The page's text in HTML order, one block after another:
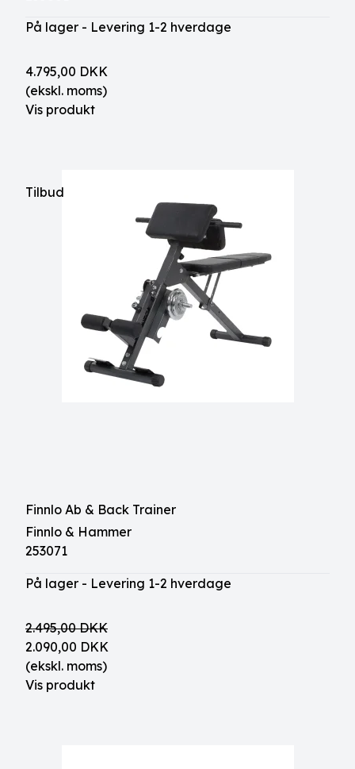
På lager - Levering 1-2 hverdage
4.795,00 DKK
(ekskl. moms)
Vis produkt
Tilbud
Finnlo Ab & Back Trainer
Finnlo & Hammer
253071
På lager - Levering 1-2 hverdage
2.495,00 DKK
2.090,00 DKK
(ekskl. moms)
Vis produkt